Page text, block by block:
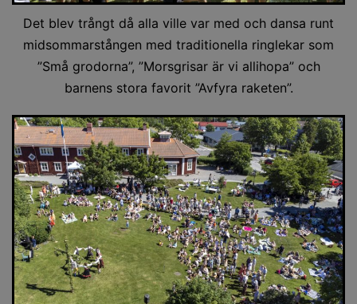
Det blev trångt då alla ville var med och dansa runt
midsommarstången med traditionella ringlekar som
”Små grodorna”, ”Morsgrisar är vi allihopa” och
barnens stora favorit ”Avfyra raketen”.